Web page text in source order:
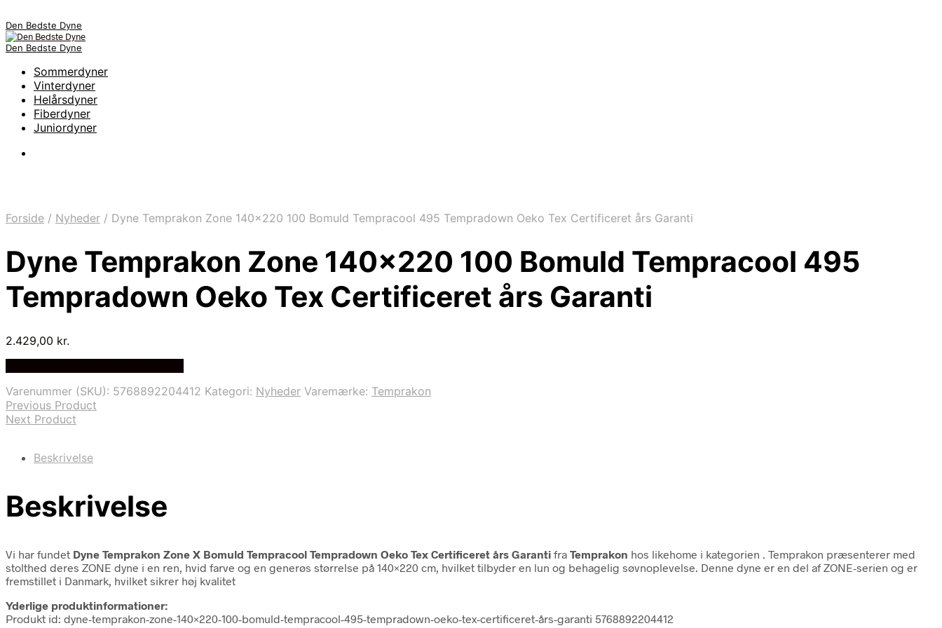
Den Bedste Dyne
Den Bedste Dyne
Sommerdyner
Vinterdyner
Helårsdyner
Fiberdyner
Juniordyner
Forside / Nyheder / Dyne Temprakon Zone 140×220 100 Bomuld Tempracool 495 Tempradown Oeko Tex Certificeret års Garanti
Dyne Temprakon Zone 140×220 100 Bomuld Tempracool 495
Tempradown Oeko Tex Certificeret års Garanti
2.429,00 kr.
Varenummer (SKU): 5768892204412 Kategori: Nyheder Varemærke: Temprakon
Previous Product
Next Product
Beskrivelse
Beskrivelse
Vi har fundet Dyne Temprakon Zone X Bomuld Tempracool Tempradown Oeko Tex Certificeret års Garanti fra Temprakon hos likehome i kategorien
. Temprakon præsenterer med
stolthed deres ZONE dyne i en ren, hvid farve og en generøs størrelse på 140×220 cm, hvilket tilbyder en lun og behagelig søvnoplevelse. Denne dyne er en del af ZONE-serien og er
fremstillet i Danmark, hvilket sikrer høj kvalitet
Yderlige produktinformationer:
Produkt id: dyne-temprakon-zone-140×220-100-bomuld-tempracool-495-tempradown-oeko-tex-certificeret-års-garanti 5768892204412